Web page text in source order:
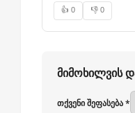
👍 0 👎 0
მიმოხილვის
თქვენი შეფასება *